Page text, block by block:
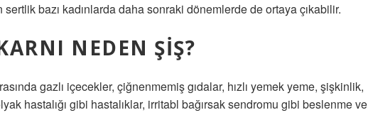
bazı kadınlarda daha sonraki dönemlerde de ortaya çıkabilir.
NEDEN ŞIŞ?
gazlı içecekler, çiğnenmemiş gıdalar, hızlı yemek yeme, şişkinlik,
hastalığı gibi hastalıklar, irritabl bağırsak sendromu gibi beslenme ve